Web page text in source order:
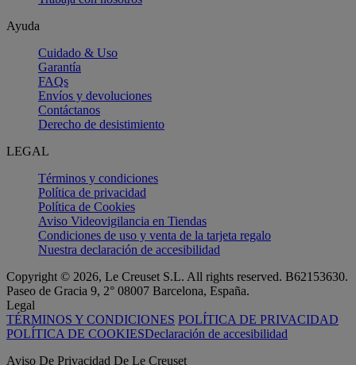
Ayuda
Cuidado & Uso
Garantía
FAQs
Envíos y devoluciones
Contáctanos
Derecho de desistimiento
LEGAL
Términos y condiciones
Política de privacidad
Política de Cookies
Aviso Videovigilancia en Tiendas
Condiciones de uso y venta de la tarjeta regalo
Nuestra declaración de accesibilidad
Copyright © 2026, Le Creuset S.L. All rights reserved. B62153630.
Paseo de Gracia 9, 2° 08007 Barcelona, España.
Legal
TÉRMINOS Y CONDICIONES POLÍTICA DE PRIVACIDAD
POLÍTICA DE COOKIESDeclaración de accesibilidad
Aviso De Privacidad De Le Creuset